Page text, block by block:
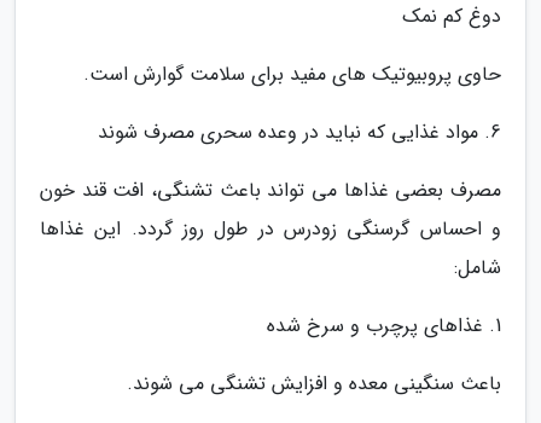
دوغ کم نمک
حاوی پروبیوتیک های مفید برای سلامت گوارش است.
6. مواد غذایی که نباید در وعده سحری مصرف شوند
مصرف بعضی غذاها می تواند باعث تشنگی، افت قند خون
و احساس گرسنگی زودرس در طول روز گردد. این غذاها
شامل:
1. غذاهای پرچرب و سرخ شده
باعث سنگینی معده و افزایش تشنگی می شوند.